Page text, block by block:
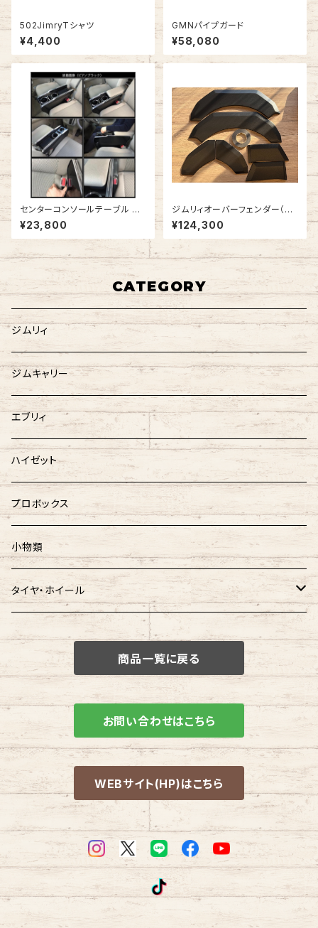
502JimryTシャツ
¥4,400
GMNパイプガード
¥58,080
センターコンソールテーブル エ
ブリィワゴン DA17W
¥23,800
ジムリィオーバーフェンダー（ラ
プター塗装済・細目)
¥124,300
CATEGORY
ジムリィ
ジムキャリー
エブリィ
ハイゼット
プロボックス
小物類
タイヤ・ホイール
タイヤ
ホイール
ホイールタイヤ SET
商品一覧に戻る
お問い合わせはこちら
WEBサイト(HP)はこちら